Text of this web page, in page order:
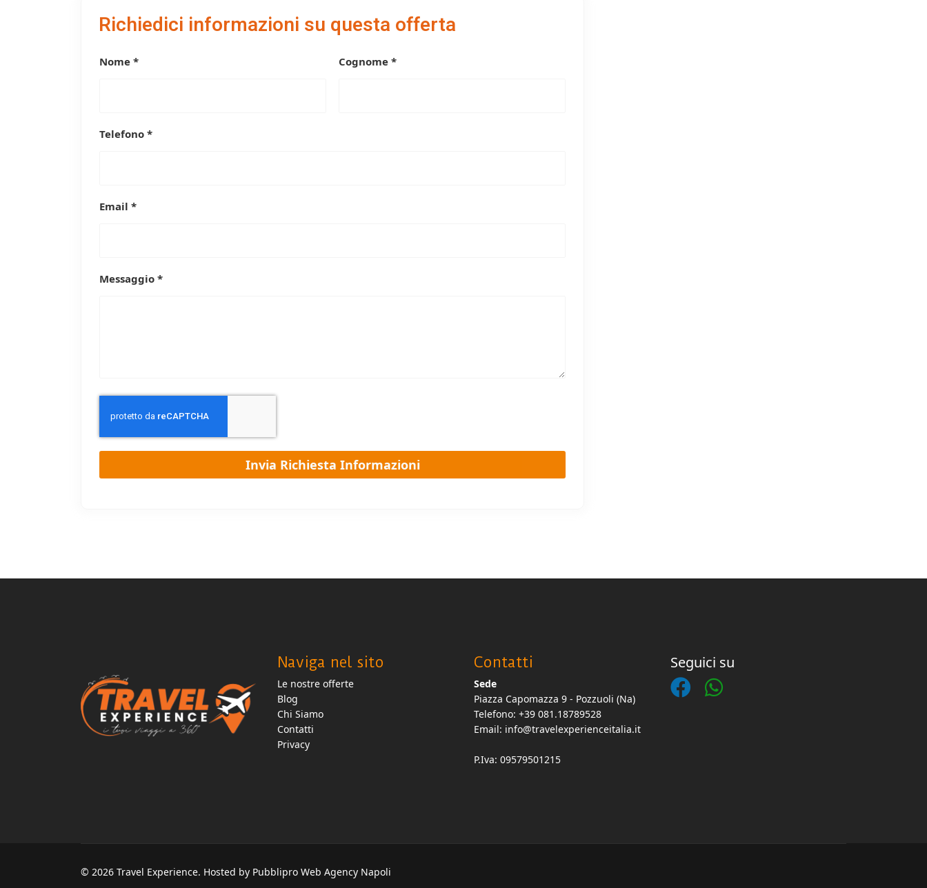
Richiedici informazioni su questa offerta
Nome * Cognome *
Telefono *
Email *
Messaggio *
Naviga nel sito
Le nostre offerte
Blog
Chi Siamo
Contatti
Privacy
Contatti
Sede
Piazza Capomazza 9 - Pozzuoli (Na)
Telefono: +39 081.18789528
Email: info@travelexperienceitalia.it
P.Iva: 09579501215
Seguici su
© 2026 Travel Experience. Hosted by Pubblipro Web Agency Napoli